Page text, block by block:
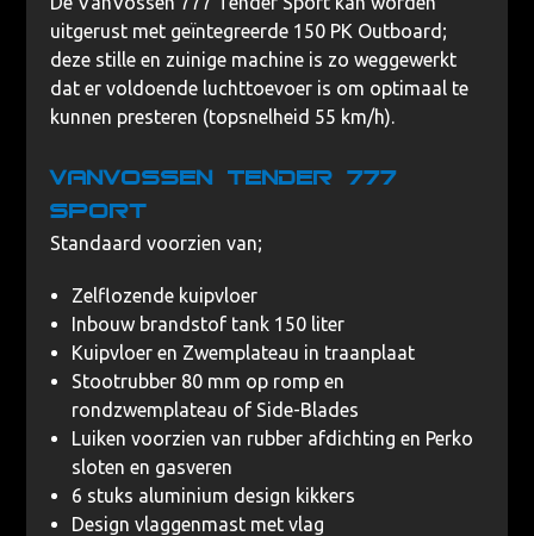
uitgerust met geïntegreerde 150 PK Outboard;
deze stille en zuinige machine is zo weggewerkt
dat er voldoende luchttoevoer is om optimaal te
kunnen presteren (topsnelheid 55 km/h).
VanVossen Tender 777
Sport
Standaard voorzien van;
Zelflozende kuipvloer
Inbouw brandstof tank 150 liter
Kuipvloer en Zwemplateau in traanplaat
Stootrubber 80 mm op romp en
rondzwemplateau of Side-Blades
Luiken voorzien van rubber afdichting en Perko
sloten en gasveren
6 stuks aluminium design kikkers
Design vlaggenmast met vlag